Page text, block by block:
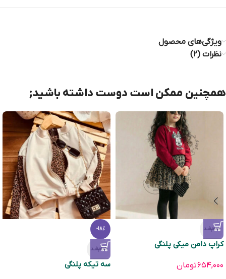
ویژگی‌های محصول
نظرات (2)
همچنین ممکن است دوست داشته باشید;
تمام‌شد
کراپ دامن میکی پلنگی
۶۵۴,۰۰۰تومان
-18%
تمام‌شد
سه تیکه پلنگی